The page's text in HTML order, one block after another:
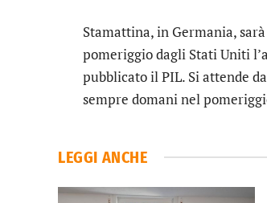
Stamattina, in Germania,
pomeriggio dagli Stati Uniti
pubblicato il PIL. Si attende
sempre domani nel
LEGGI ANCHE